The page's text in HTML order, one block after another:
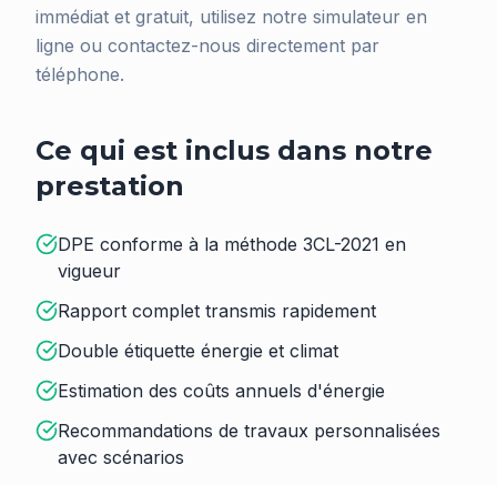
immédiat et gratuit, utilisez notre simulateur en
ligne ou contactez-nous directement par
téléphone.
Ce qui est inclus dans notre
prestation
DPE conforme à la méthode 3CL-2021 en
vigueur
Rapport complet transmis rapidement
Double étiquette énergie et climat
Estimation des coûts annuels d'énergie
Recommandations de travaux personnalisées
avec scénarios